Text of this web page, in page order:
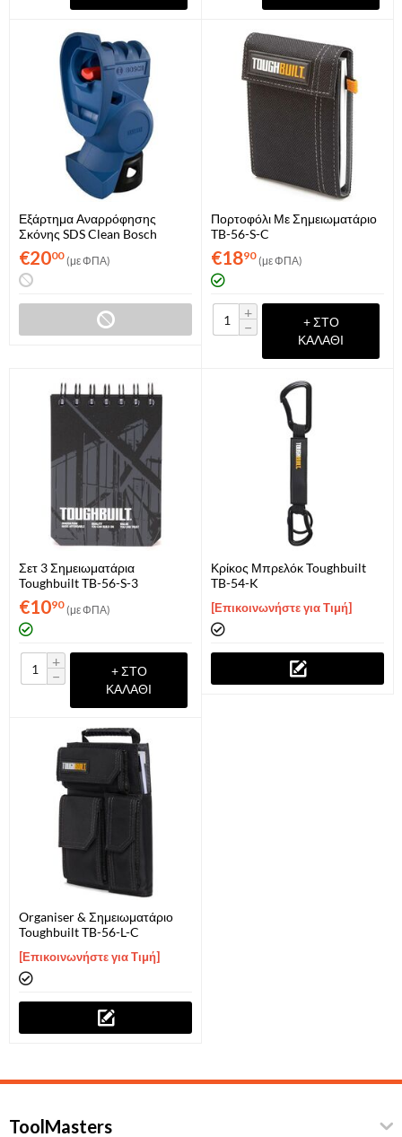
Εξάρτημα Αναρρόφησης
Σκόνης SDS Clean Bosch
(2608901480)
€2000 (με ΦΠΑ)
Πορτοφόλι Με Σημειωματάριο
TB-56-S-C
€1890 (με ΦΠΑ)
+
−
+ ΣΤΟ
ΚΑΛΆΘΙ
Σετ 3 Σημειωματάρια
Toughbuilt TB-56-S-3
€1090 (με ΦΠΑ)
+
−
+ ΣΤΟ
ΚΑΛΆΘΙ
Κρίκος Μπρελόκ Toughbuilt
TB-54-K
[Επικοινωνήστε για Τιμή]
Organiser & Σημειωματάριο
Toughbuilt TB-56-L-C
[Επικοινωνήστε για Τιμή]
ToolMasters